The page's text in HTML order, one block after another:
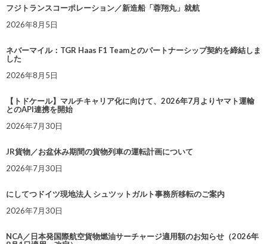
フジトランスコーポレーション／新造船「蓉翔丸」就航
2026年8月5日
ネバーマイル：TGR Haas F1 Teamとのパートナーシップ契約を締結しま
した
2026年8月5日
【トドケール】マルチキャリア化に向けて、2026年7月よりヤマト運輸
とのAPI連携を開始
2026年7月30日
JR貨物／お盆休み期間の貨物列車の運転計画について
2026年7月30日
にしてつドイツ現地法人 シュツットガルト事務所移転のご案内
2026年7月30日
NCA／日本発国際航空貨物燃油サーチャージ適用額のお知らせ（2026年